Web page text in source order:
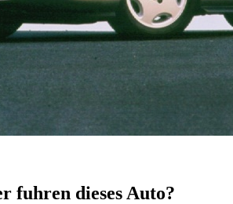
fuhren dieses Auto?